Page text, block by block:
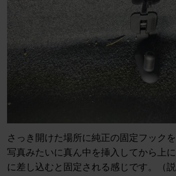
さっき開けた場所に純正の固定フックを
写真みたいに真ん中を挿入してから上
に差し込むと固定される感じです。（